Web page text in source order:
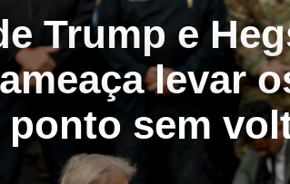
Trump e
levar
ponto sem